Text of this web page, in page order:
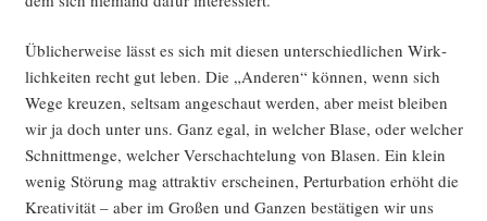
Übli­cher­wei­se lässt es sich mit die­sen unter­schied­li­chen Wirk­
lich­kei­ten recht gut leben. Die „Ande­ren“ kön­nen, wenn sich
Wege kreu­zen, selt­sam ange­schaut wer­den, aber meist blei­ben
wir ja doch unter uns. Ganz egal, in wel­cher Bla­se, oder wel­cher
Schnitt­men­ge, wel­cher Ver­schach­te­lung von Bla­sen. Ein klein
wenig Stö­rung mag attrak­tiv erschei­nen, Per­tur­ba­ti­on erhöht die
Krea­ti­vi­tät – aber im Gro­ßen und Gan­zen bestä­ti­gen wir uns